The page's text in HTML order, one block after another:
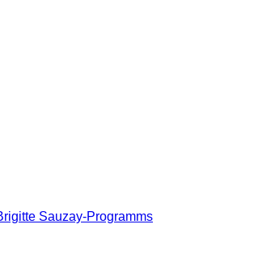
Sauzay-Programms